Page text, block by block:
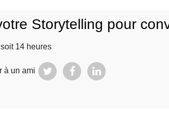
Storytelling pour
14 heures
à un ami